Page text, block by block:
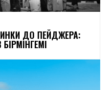
ДО ПЕЙДЖЕРА: